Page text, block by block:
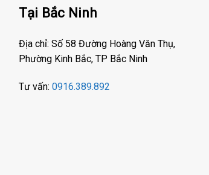
Tại Bắc Ninh
Địa chỉ: Số 58 Đường Hoàng Văn Thụ,
Phường Kinh Bắc, TP Bắc Ninh
Tư vấn:0916.389.892